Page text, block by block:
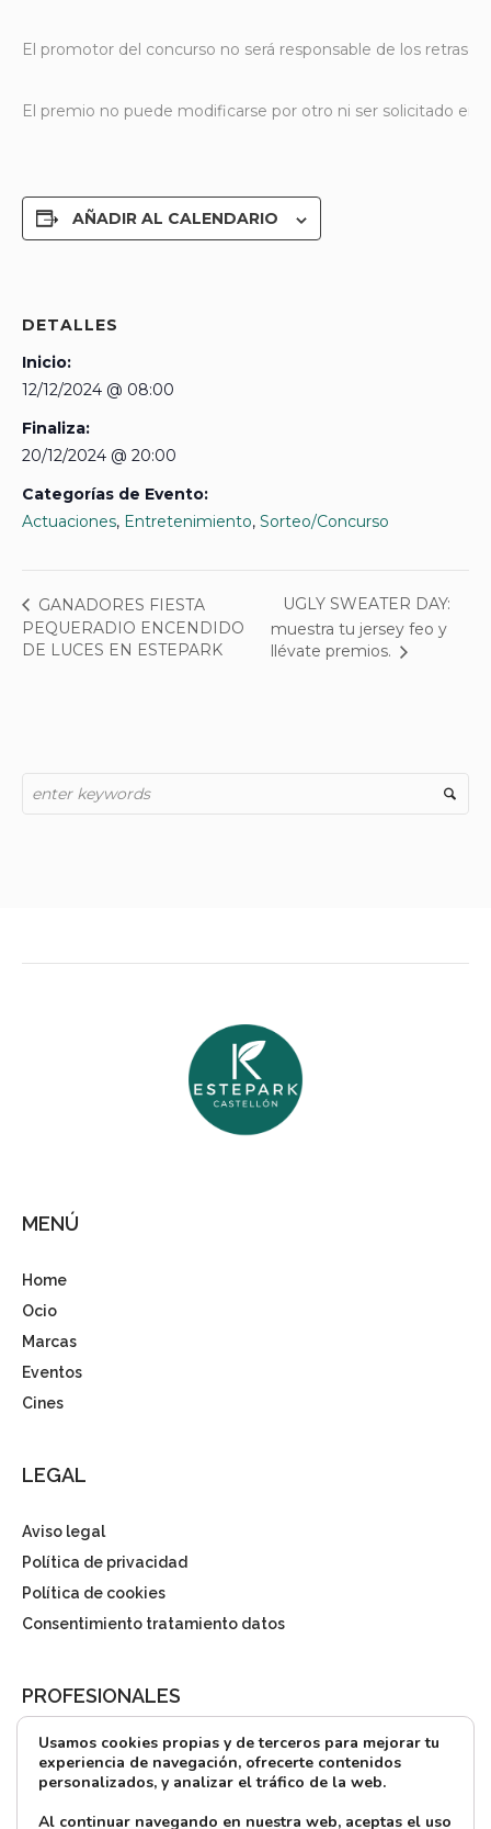
El promotor del concurso no será responsable de los
El premio no puede modificarse por otro ni ser solicitado en
AÑADIR AL CALENDARIO
DETALLES
Inicio:
12/12/2024 @ 08:00
Finaliza:
20/12/2024 @ 20:00
Categorías de Evento:
Actuaciones, Entretenimiento, Sorteo/Concurso
GANADORES FIESTA
PEQUERADIO ENCENDIDO
DE LUCES EN ESTEPARK
UGLY SWEATER DAY:
muestra tu jersey feo y
llévate premios.
MENÚ
Home
Ocio
Marcas
Eventos
Cines
LEGAL
Aviso legal
Política de privacidad
Política de cookies
Consentimiento tratamiento datos
PROFESIONALES
¿Quieres alquilar?
Prensa
Directorio
Usamos cookies propias y de terceros para mejorar tu
experiencia de navegación, ofrecerte contenidos
personalizados, y analizar el tráfico de la web.
Al continuar navegando en nuestra web, aceptas el uso